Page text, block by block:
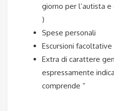
giorno per l’autista
)
Spese personali
Escursioni facoltative
Extra di carattere
espressamente
comprende “